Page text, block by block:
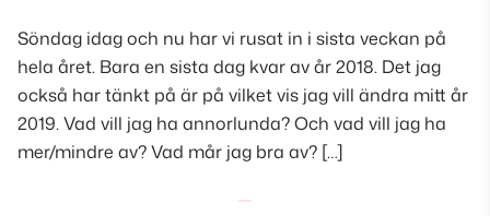
Söndag idag och nu har vi rusat in i sista veckan på
hela året. Bara en sista dag kvar av år 2018. Det jag
också har tänkt på är på vilket vis jag vill ändra mitt år
2019. Vad vill jag ha annorlunda? Och vad vill jag ha
mer/mindre av? Vad mår jag bra av? […]